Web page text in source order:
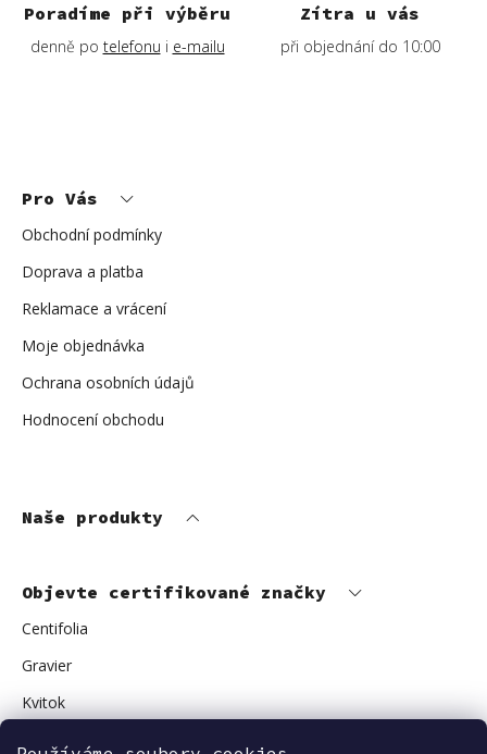
Poradíme při výběru
denně po telefonu i e-mailu
Zítra u vás
při objednání do 10:00
Pro Vás
Obchodní podmínky
Doprava a platba
Reklamace a vrácení
Moje objednávka
Ochrana osobních údajů
Hodnocení obchodu
Naše produkty
Objevte certifikované značky
Centifolia
Gravier
Kvitok